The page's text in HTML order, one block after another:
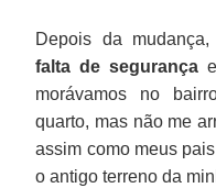
Depois da
falta de segurança
morávamos no
quarto, mas não me
assim como meus
o antigo terreno da